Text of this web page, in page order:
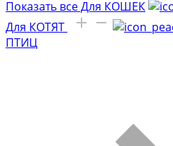
Показать все Для КОШЕК
Для КОТЯТ
ПТИЦ